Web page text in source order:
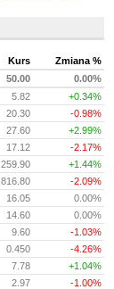
Kurs
Zmiana %
50.00
0.00%
5.82
+0.34%
20.30
-0.98%
27.60
+2.99%
17.12
-2.17%
259.90
+1.44%
816.80
-2.09%
16.05
0.00%
14.60
0.00%
9.60
-1.03%
0.450
-4.26%
7.78
+1.04%
2.97
-1.00%